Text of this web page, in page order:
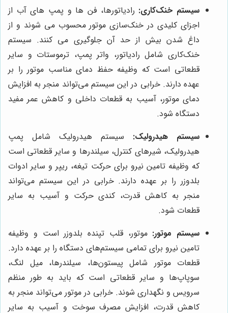
سیستم خنک‌کاری: رادیاتورها، فن ها و پمپ های آب از
اجزای کلیدی در خنک‌سازی موتور محسوب می شوند و از
داغ شدن بیش از حد آن جلوگیری می کنند. سیستم
خنک‌کاری شامل رادیاتور، واتر پمپ، ترموستات و سایر
قطعاتی است که وظیفه حفظ دمای مناسب موتور را بر
عهده دارند. خرابی در این سیستم می‌تواند منجر به افزایش
دمای موتور، آسیب به قطعات داخلی و کاهش عمر مفید
دستگاه شود.
سیستم هیدرولیک: سیستم هیدرولیک شامل پمپ
هیدرولیک، شیرهای کنترل، سیلندرها و سایر قطعاتی است
که وظیفه تامین نیرو برای حرکت تیغه، ریپر و سایر ادوات
بلدوزر را بر عهده دارند. خرابی در این سیستم می‌تواند
منجر به کاهش قدرت، کندی حرکت و آسیب به سایر
قطعات شود.
سیستم موتور: موتور، قلب تپنده بلدوزر است و وظیفه
تامین نیرو برای تمامی سیستم‌های دستگاه را بر عهده دارد.
قطعات موتور شامل پیستون‌ها، سیلندرها، میل لنگ،
سوپاپ‌ها و سایر قطعاتی است که باید به طور منظم
سرویس و نگهداری شوند. خرابی در موتور می‌تواند منجر به
کاهش قدرت، افزایش مصرف سوخت و آسیب به سایر